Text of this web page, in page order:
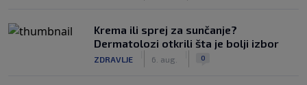
Krema ili sprej za sunčanje?
Dermatolozi otkrili šta je bolji izbor
ZDRAVLJE 6. aug. 0